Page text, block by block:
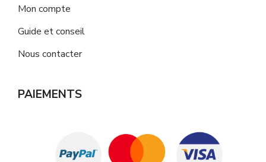
Mon compte
Guide et conseil
Nous contacter
PAIEMENTS